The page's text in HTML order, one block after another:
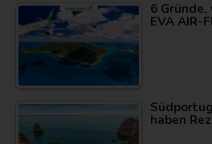
6
EVA AIR-
haben